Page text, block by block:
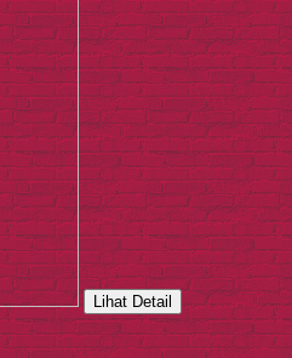
Lihat Detail